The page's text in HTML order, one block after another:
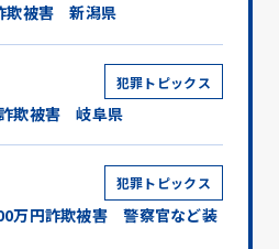
欺被害 新潟県
犯罪トピックス
欺被害 岐阜県
犯罪トピックス
万円詐欺被害 警察官など装